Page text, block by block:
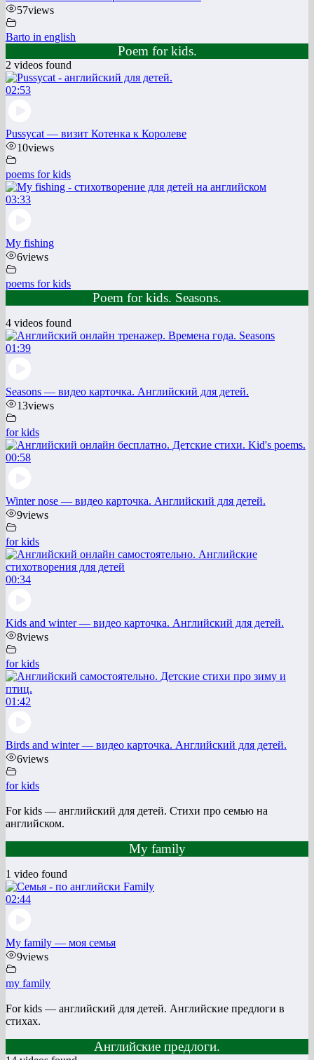
57views
Barto in english
Poem for kids.
2 videos found
02:53
Pussycat — визит Котенка к Королеве
10views
poems for kids
03:33
My fishing
6views
poems for kids
Poem for kids. Seasons.
4 videos found
01:39
Seasons — видео карточка. Английский для детей.
13views
for kids
00:58
Winter nose — видео карточка. Английский для детей.
9views
for kids
00:34
Kids and winter — видео карточка. Английский для детей.
8views
for kids
01:42
Birds and winter — видео карточка. Английский для детей.
6views
for kids
For kids — английский для детей. Стихи про семью на
английском.
My family
1 video found
02:44
My family — моя семья
9views
my family
For kids — английский для детей. Английские предлоги в
стихах.
Английские предлоги.